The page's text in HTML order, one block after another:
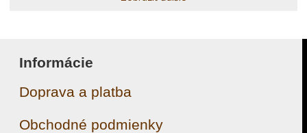
Informácie
Doprava a platba
Obchodné podmienky